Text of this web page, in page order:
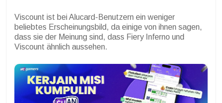
Viscount ist bei Alucard-Benutzern ein weniger
beliebtes Erscheinungsbild, da einige von ihnen sagen,
dass sie der Meinung sind, dass Fiery Inferno und
Viscount ähnlich aussehen.